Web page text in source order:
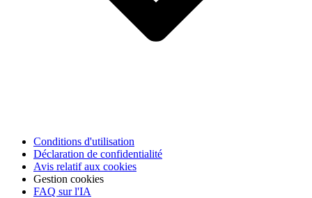
Conditions d'utilisation
Déclaration de confidentialité
Avis relatif aux cookies
Gestion cookies
FAQ sur l'IA